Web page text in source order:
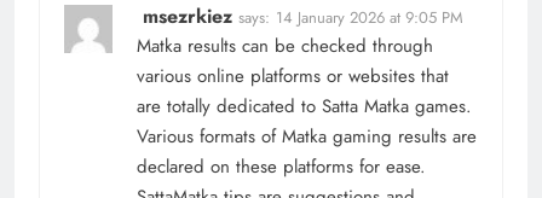
msezrkiez says: 14 January 2026 at 9:05 PM
Matka results can be checked through
various online platforms or websites that
are totally dedicated to Satta Matka games.
Various formats of Matka gaming results are
declared on these platforms for ease.